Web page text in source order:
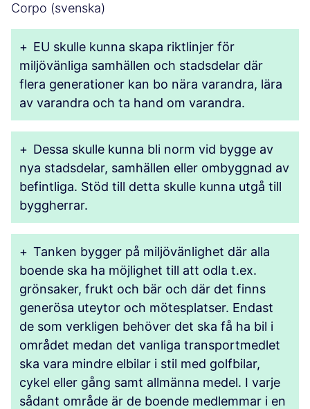
Corpo (svenska)
+ EU skulle kunna skapa riktlinjer för
miljövänliga samhällen och stadsdelar där
flera generationer kan bo nära varandra, lära
av varandra och ta hand om varandra.
+ Dessa skulle kunna bli norm vid bygge av
nya stadsdelar, samhällen eller ombyggnad av
befintliga. Stöd till detta skulle kunna utgå till
byggherrar.
+ Tanken bygger på miljövänlighet där alla
boende ska ha möjlighet till att odla t.ex.
grönsaker, frukt och bär och där det finns
generösa uteytor och mötesplatser. Endast
de som verkligen behöver det ska få ha bil i
området medan det vanliga transportmedlet
ska vara mindre elbilar i stil med golfbilar,
cykel eller gång samt allmänna medel. I varje
sådant område är de boende medlemmar i en